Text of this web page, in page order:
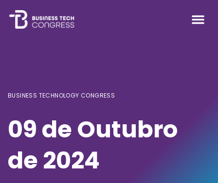
09 de Outubro
de 2024
BUSINESS TECHNOLOGY CONGRESS